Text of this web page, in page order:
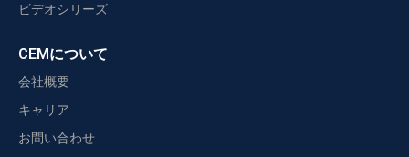
ビデオシリーズ
CEMについて
会社概要
キャリア
お問い合わせ